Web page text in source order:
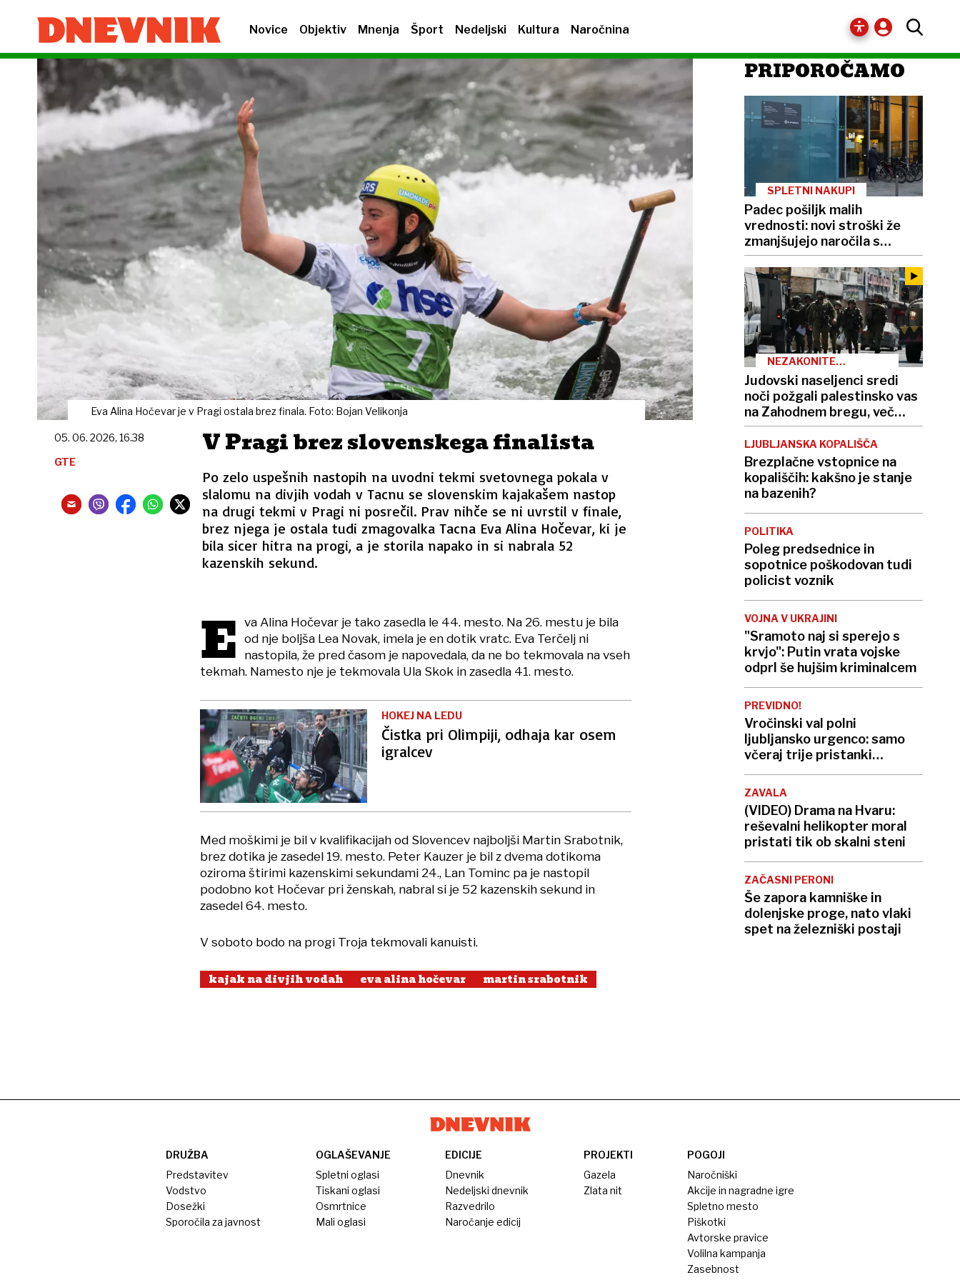
Novice Objektiv Mnenja Šport Nedeljski Kultura Naročnina
Eva Alina Hočevar je v Pragi ostala brez finala. Foto: Bojan Velikonja
V Pragi brez slovenskega finalista
Po zelo uspešnih nastopih na uvodni tekmi svetovnega pokala v
slalomu na divjih vodah v Tacnu se slovenskim kajakašem nastop
na drugi tekmi v Pragi ni posrečil. Prav nihče se ni uvrstil v finale,
brez njega je ostala tudi zmagovalka Tacna Eva Alina Hočevar, ki je
bila sicer hitra na progi, a je storila napako in si nabrala 52
kazenskih sekund.
05. 06. 2026, 16.38
GTE
E va Alina Hočevar je tako zasedla le 44. mesto. Na 26. mestu je bila
od nje boljša Lea Novak, imela je en dotik vratc. Eva Terčelj ni
nastopila, že pred časom je napovedala, da ne bo tekmovala na vseh
tekmah. Namesto nje je tekmovala Ula Skok in zasedla 41. mesto.
HOKEJ NA LEDU
Čistka pri Olimpiji, odhaja kar osem
igralcev
Med moškimi je bil v kvalifikacijah od Slovencev najboljši Martin Srabotnik,
brez dotika je zasedel 19. mesto. Peter Kauzer je bil z dvema dotikoma
oziroma štirimi kazenskimi sekundami 24., Lan Tominc pa je nastopil
podobno kot Hočevar pri ženskah, nabral si je 52 kazenskih sekund in
zasedel 64. mesto.
V soboto bodo na progi Troja tekmovali kanuisti.
kajak na divjih vodah eva alina hočevar martin srabotnik
PRIPOROČAMO
SPLETNI NAKUPI
Padec pošiljk malih
vrednosti: novi stroški že
zmanjšujejo naročila s
Temuja in Sheina
NEZAKONITE
NASELBINE
Judovski naseljenci sredi
noči požgali palestinsko vas
na Zahodnem bregu, več
ranjenih
LJUBLJANSKA KOPALIŠČA
Brezplačne vstopnice na
kopališčih: kakšno je stanje
na bazenih?
POLITIKA
Poleg predsednice in
sopotnice poškodovan tudi
policist voznik
VOJNA V UKRAJINI
"Sramoto naj si sperejo s
krvjo": Putin vrata vojske
odprl še hujšim kriminalcem
PREVIDNO!
Vročinski val polni
ljubljansko urgenco: samo
včeraj trije pristanki
helikopterja, letos že več
kot 420
ZAVALA
(VIDEO) Drama na Hvaru:
reševalni helikopter moral
pristati tik ob skalni steni
ZAČASNI PERONI
Še zapora kamniške in
dolenjske proge, nato vlaki
spet na železniški postaji
DRUŽBA
Predstavitev
Vodstvo
Dosežki
Sporočila za javnost
OGLAŠEVANJE
Spletni oglasi
Tiskani oglasi
Osmrtnice
Mali oglasi
EDICIJE
Dnevnik
Nedeljski dnevnik
Razvedrilo
Naročanje edicij
PROJEKTI
Gazela
Zlata nit
POGOJI
Naročniški
Akcije in nagradne igre
Spletno mesto
Piškotki
Avtorske pravice
Volilna kampanja
Zasebnost